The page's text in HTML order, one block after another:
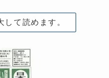
て読めます。